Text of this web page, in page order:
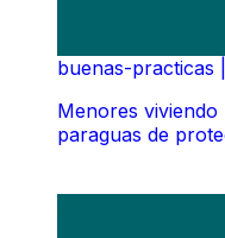
buenas-practicas
Menores
paraguas de